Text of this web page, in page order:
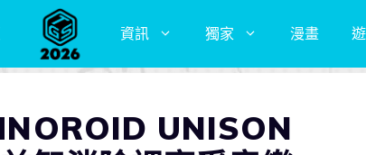
資訊 獨家 漫畫
UNISON